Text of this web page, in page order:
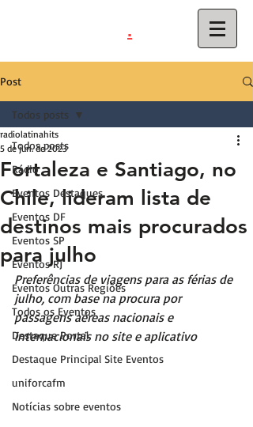
.
Post
Todos posts
Rádio
Eventos Destaques
Eventos DF
Eventos SP
Eventos RJ
Eventos Outras Regiões
Todos os Eventos
Destaque Portal
Destaque Principal Site Eventos
uniforcafm
Notícias sobre eventos
Todos posts
Fortaleza e Santiago, no
Chile, lideram lista de
destinos mais procurados
para julho
radiolatinahits
5 de jun. de 2023
Preferências de viagens para as férias de
julho, com base na procura por
passagens aéreas nacionais e
internacionais no site e aplicativo